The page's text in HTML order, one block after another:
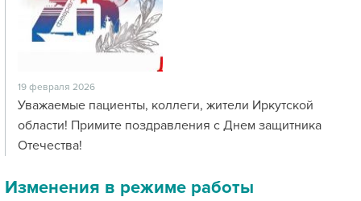
19 февраля 2026
Уважаемые пациенты, коллеги, жители Иркутской
области! Примите поздравления с Днем защитника
Отечества!
Изменения в режиме работы